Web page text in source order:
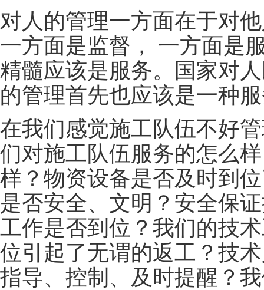
对人的管理一方面在于对
一方面是监督， 一方面是
精髓应该是服务。国家对
的管理首先也应该是一种
在我们感觉施工队伍不好
们对施工队伍服务的怎么
样？物资设备是否及时到
是否安全、文明？安全保
工作是否到位？我们的技
位引起了无谓的返工？技
指导、控制、及时提醒？